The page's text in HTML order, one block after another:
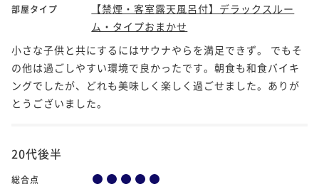
部屋タイプ
【禁煙・客室露天風呂付】デラックスルー
ム・タイプおまかせ
小さな子供と共にするにはサウナやらを満足できず。 でもそ
の他は過ごしやすい環境で良かったです。朝食も和食バイキ
ングでしたが、どれも美味しく楽しく過ごせました。ありが
とうございました。
20代後半
総合点